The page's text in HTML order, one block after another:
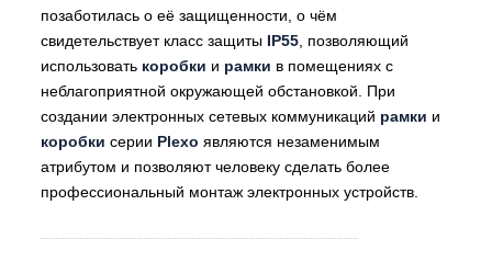
позаботилась о её защищенности, о чём
свидетельствует класс защиты IP55 , позволяющий
использовать коробки и рамки в помещениях с
неблагоприятной окружающей обстановкой. При
создании электронных сетевых коммуникаций рамки и
коробки серии Plexo являются незаменимым
атрибутом и позволяют человеку сделать более
профессиональный монтаж электронных устройств.